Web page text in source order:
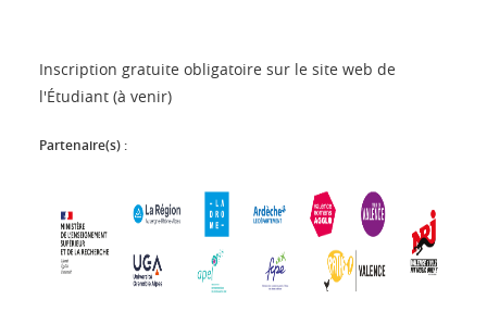
Inscription gratuite obligatoire sur le site web de
l'Étudiant (à venir)
Partenaire(s) :